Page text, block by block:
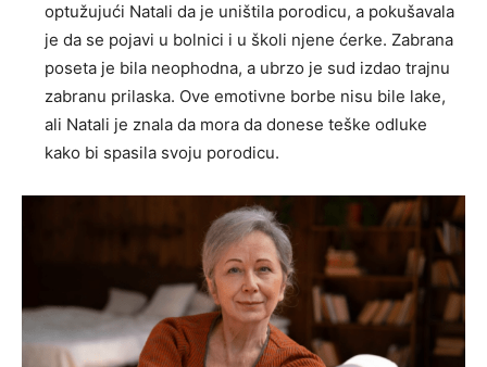
optužujući Natali da je uništila porodicu, a pokušavala
je da se pojavi u bolnici i u školi njene ćerke. Zabrana
poseta je bila neophodna, a ubrzo je sud izdao trajnu
zabranu prilaska. Ove emotivne borbe nisu bile lake,
ali Natali je znala da mora da donese teške odluke
kako bi spasila svoju porodicu.